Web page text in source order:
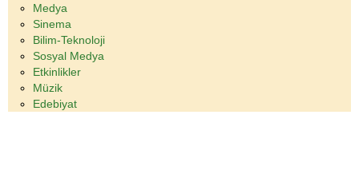
Medya
Sinema
Bilim-Teknoloji
Sosyal Medya
Etkinlikler
Müzik
Edebiyat